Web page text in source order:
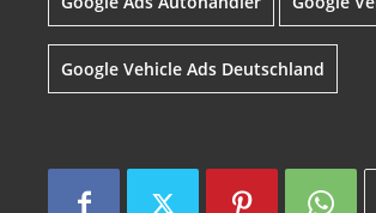
Google Vehicle Ads Deutschland